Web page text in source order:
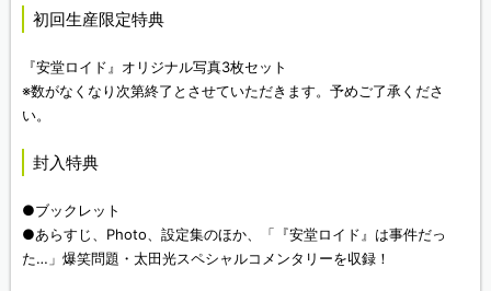
初回生産限定特典
『安堂ロイド』オリジナル写真3枚セット
※数がなくなり次第終了とさせていただきます。予めご了承くださ
い。
封入特典
●ブックレット
●あらすじ、Photo、設定集のほか、「『安堂ロイド』は事件だっ
た…」爆笑問題・太田光スペシャルコメンタリーを収録！